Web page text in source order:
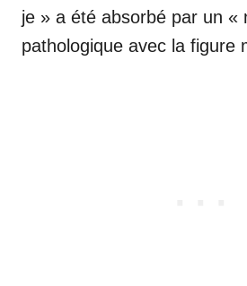
je » a été absorbé par un «
pathologique avec la figure